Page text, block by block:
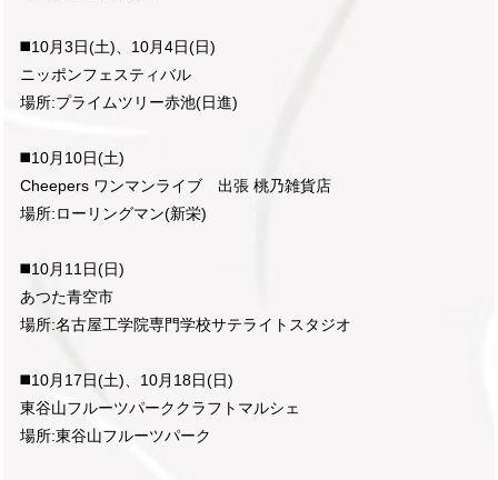
◼️10月3日(土)、10月4日(日)
ニッポンフェスティバル
場所:プライムツリー赤池(日進)
◼️10月10日(土)
Cheepers ワンマンライブ 出張 桃乃雑貨店
場所:ローリングマン(新栄)
◼️10月11日(日)
あつた青空市
場所:名古屋工学院専門学校サテライトスタジオ
◼️10月17日(土)、10月18日(日)
東谷山フルーツパーククラフトマルシェ
場所:東谷山フルーツパーク